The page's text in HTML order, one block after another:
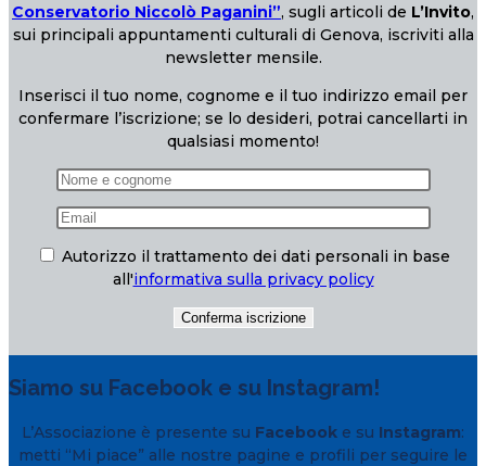
Conservatorio Niccolò Paganini”, sugli articoli de L’Invito,
sui principali appuntamenti culturali di Genova, iscriviti alla
newsletter mensile.
Inserisci il tuo nome, cognome e il tuo indirizzo email per
confermare l’iscrizione; se lo desideri, potrai cancellarti in
qualsiasi momento!
Autorizzo il trattamento dei dati personali in base
all'informativa sulla privacy policy
Siamo su Facebook e su Instagram!
L’Associazione è presente su Facebook e su Instagram:
metti “Mi piace” alle nostre pagine e profili per seguire le